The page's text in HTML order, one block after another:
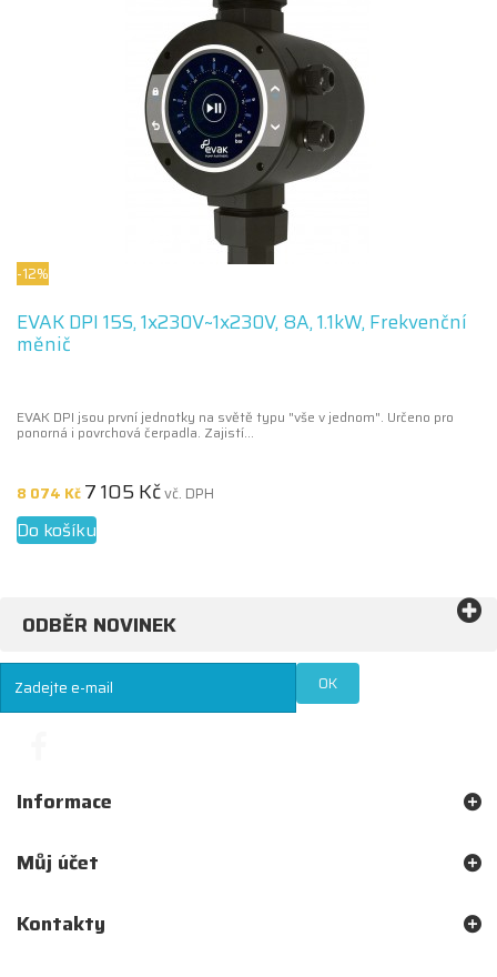
-12%
EVAK DPI 15S, 1x230V~1x230V, 8A, 1.1kW, Frekvenční
měnič
EVAK DPI jsou první jednotky na světě typu "vše v jednom". Určeno pro
ponorná i povrchová čerpadla. Zajistí...
8 074 Kč7 105 Kčvč. DPH
Do košíku
ODBĚR NOVINEK
OK
Informace
Můj účet
Kontakty